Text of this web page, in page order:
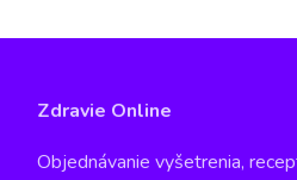
Zdravie Online
Objednávanie vyšetrenia,